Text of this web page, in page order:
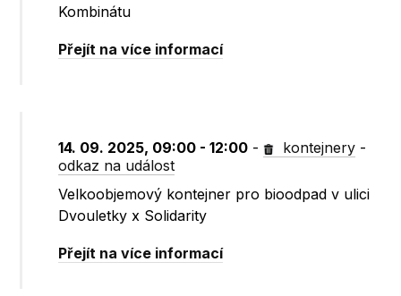
Kombinátu
Přejít na více informací
14. 09. 2025, 09:00 - 12:00 - kontejnery -
odkaz na událost
Velkoobjemový kontejner pro bioodpad v ulici
Dvouletky x Solidarity
Přejít na více informací